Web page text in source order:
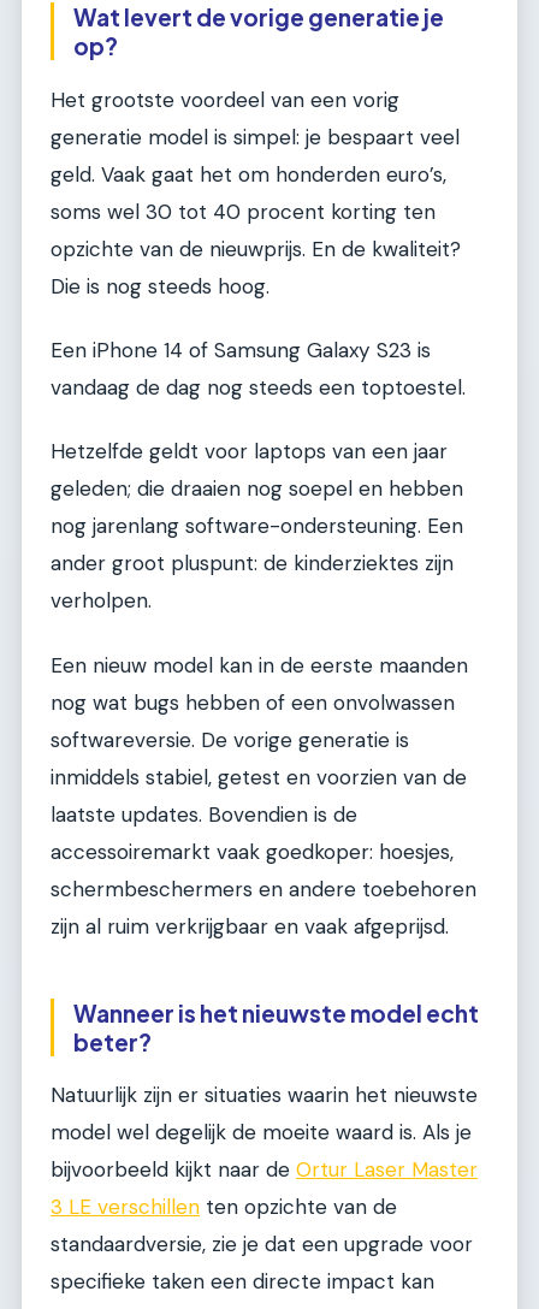
Wat levert de vorige generatie je
op?
Het grootste voordeel van een vorig
generatie model is simpel: je bespaart veel
geld. Vaak gaat het om honderden euro’s,
soms wel 30 tot 40 procent korting ten
opzichte van de nieuwprijs. En de kwaliteit?
Die is nog steeds hoog.
Een iPhone 14 of Samsung Galaxy S23 is
vandaag de dag nog steeds een toptoestel.
Hetzelfde geldt voor laptops van een jaar
geleden; die draaien nog soepel en hebben
nog jarenlang software-ondersteuning. Een
ander groot pluspunt: de kinderziektes zijn
verholpen.
Een nieuw model kan in de eerste maanden
nog wat bugs hebben of een onvolwassen
softwareversie. De vorige generatie is
inmiddels stabiel, getest en voorzien van de
laatste updates. Bovendien is de
accessoiremarkt vaak goedkoper: hoesjes,
schermbeschermers en andere toebehoren
zijn al ruim verkrijgbaar en vaak afgeprijsd.
Wanneer is het nieuwste model echt
beter?
Natuurlijk zijn er situaties waarin het nieuwste
model wel degelijk de moeite waard is. Als je
bijvoorbeeld kijkt naar de Ortur Laser Master
3 LE verschillen ten opzichte van de
standaardversie, zie je dat een upgrade voor
specifieke taken een directe impact kan